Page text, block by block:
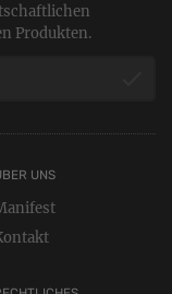
Produkten.
UNS